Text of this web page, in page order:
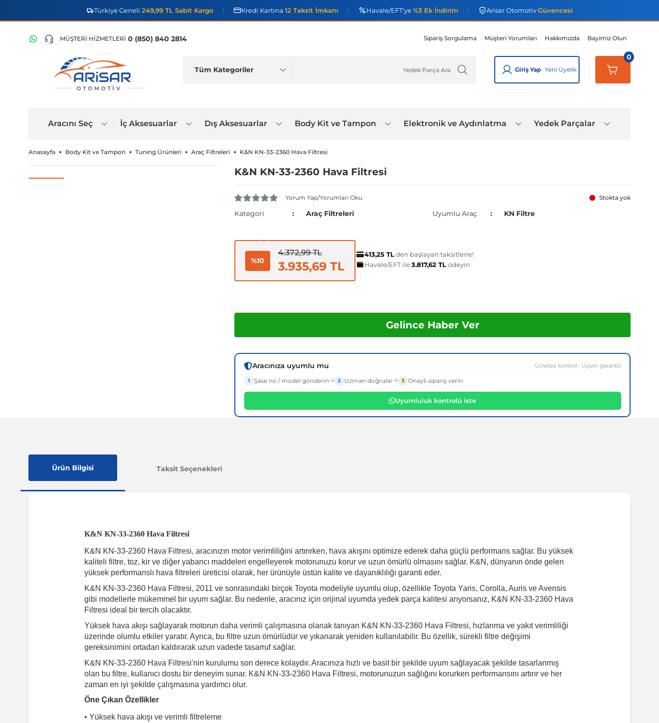
Türkiye Geneli 249,99 TL Sabit Kargo Kredi Kartına 12 Taksit İmkanı Havale/EFT'ye%3 Ek İndirim Arisar OtomotivGüvencesi
MÜŞTERİ HİZMETLERİ 0 (850) 840 2814 Sipariş Sorgulama Müşteri Yorumları Hakkımızda Bayimiz Olun
OTOMOTIV
Giriş Yap Yeni Üyelik
0
Aracını Seç İç Aksesuarlar Dış Aksesuarlar Body Kit ve Tampon Elektronik ve Aydınlatma Yedek Parçalar
Anasayfa Body Kit ve Tampon Tuning Ürünleri Araç Filtreleri K&N KN-33-2360 Hava Filtresi
K&N KN-33-2360 Hava Filtresi
Yorum Yap/Yorumları Oku Stokta yok
Kategori Araç Filtreleri Uyumlu Araç KN Filtre
%10
4.372,99 TL
3.935,69 TL
413,25 TLden başlayan taksitlerle!
Havale/EFT ile3.817,62 TL ödeyin
Gelince Haber Ver
Aracınıza uyumlu mu Ücretsiz kontrol · Uyum garantili
1 Şase no / model gönderin 2 Uzman doğrular 3 Onaylı sipariş verin
Uyumluluk kontrolü iste
Ürün Bilgisi Taksit Seçenekleri
K&N KN-33-2360 Hava Filtresi
K&N KN-33-2360 Hava Filtresi, aracınızın motor verimliliğini artırırken, hava akışını optimize ederek daha güçlü performans sağlar. Bu yüksek
kaliteli filtre, toz, kir ve diğer yabancı maddeleri engelleyerek motorunuzu korur ve uzun ömürlü olmasını sağlar. K&N, dünyanın önde gelen
yüksek performanslı hava filtreleri üreticisi olarak, her ürünüyle üstün kalite ve dayanıklılığı garanti eder.
K&N KN-33-2360 Hava Filtresi, 2011 ve sonrasındaki birçok Toyota modeliyle uyumlu olup, özellikle Toyota Yaris, Corolla, Auris ve Avensis
gibi modellerle mükemmel bir uyum sağlar. Bu nedenle, aracınız için orijinal uyumda yedek parça kalitesi arıyorsanız, K&N KN-33-2360 Hava
Filtresi ideal bir tercih olacaktır.
Yüksek hava akışı sağlayarak motorun daha verimli çalışmasına olanak tanıyan K&N KN-33-2360 Hava Filtresi, hızlanma ve yakıt verimliliği
üzerinde olumlu etkiler yaratır. Ayrıca, bu filtre uzun ömürlüdür ve yıkanarak yeniden kullanılabilir. Bu özellik, sürekli filtre değişimi
gereksinimini ortadan kaldırarak uzun vadede tasarruf sağlar.
K&N KN-33-2360 Hava Filtresi'nin kurulumu son derece kolaydır. Aracınıza hızlı ve basit bir şekilde uyum sağlayacak şekilde tasarlanmış
olan bu filtre, kullanıcı dostu bir deneyim sunar. K&N KN-33-2360 Hava Filtresi, motorunuzun sağlığını korurken performansını artırır ve her
zaman en iyi şekilde çalışmasına yardımcı olur.
Öne Çıkan Özellikler
• Yüksek hava akışı ve verimli filtreleme